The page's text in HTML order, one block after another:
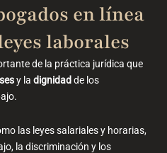
en línea
laborales
de la práctica jurídica que
y la dignidadde los
las leyes salariales y horarias,
la discriminación y los